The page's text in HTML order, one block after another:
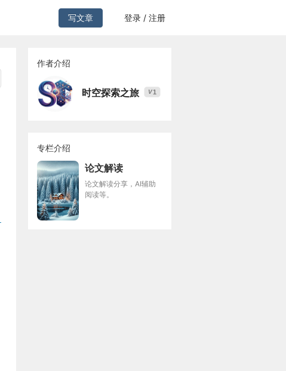
写文章 登录 / 注册
作者介绍
时空探索之旅 V1
专栏介绍
论文解读
论文解读分享，AI辅助
阅读等。